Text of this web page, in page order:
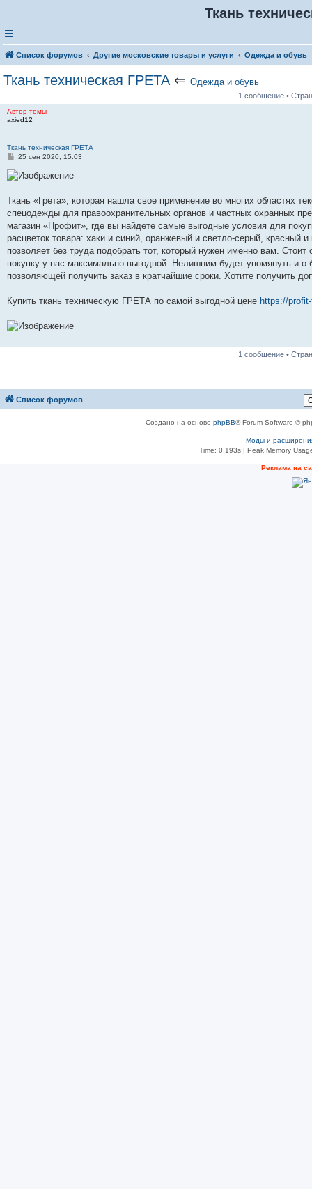
Ткань
Список форумов Другие московские товары и услуги Одежда и обувь
Ткань техническая ГРЕТА ⇐ Одежда и обувь
1 сообщение •
Автор темы
axied12
Ткань техническая ГРЕТА
С
о
б
е
н
и
е
25 сен 2020, 15:03
Ткань «Грета», которая нашла свое применение во многих областях
спецодежды для правоохранительных органов и частных охранных
магазин «Профит», где вы найдете самые выгодные условия для
расцветок товара: хаки и синий, оранжевый и светло-серый, красный
позволяет без труда подобрать тот, который нужен именно вам.
покупку у нас максимально выгодной. Нелишним будет упомянуть и о
позволяющей получить заказ в кратчайшие сроки. Хотите получить
Купить ткань техническую ГРЕТА по самой выгодной цене https://
1 сообщение •
Список форумов
Создано на основе phpBB® Forum Software ©
Моды и
Time: 0.193s| Peak Memory
Реклама на